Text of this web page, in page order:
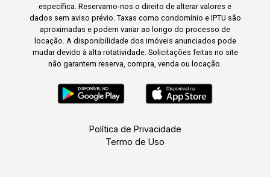
específica. Reservamo-nos o direito de alterar valores e
dados sem aviso prévio. Taxas como condomínio e IPTU são
aproximadas e podem variar ao longo do processo de
locação. A disponibilidade dos imóveis anunciados pode
mudar devido à alta rotatividade. Solicitações feitas no site
não garantem reserva, compra, venda ou locação.
Política de Privacidade
Termo de Uso